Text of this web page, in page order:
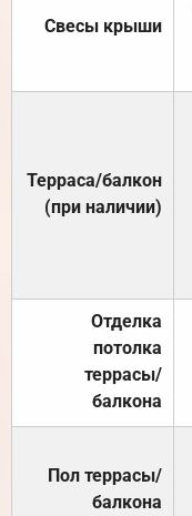
Свесы крыши
Терраса/балкон
(при наличии)
Отделка
потолка
террасы/
балкона
Пол террасы/
балкона